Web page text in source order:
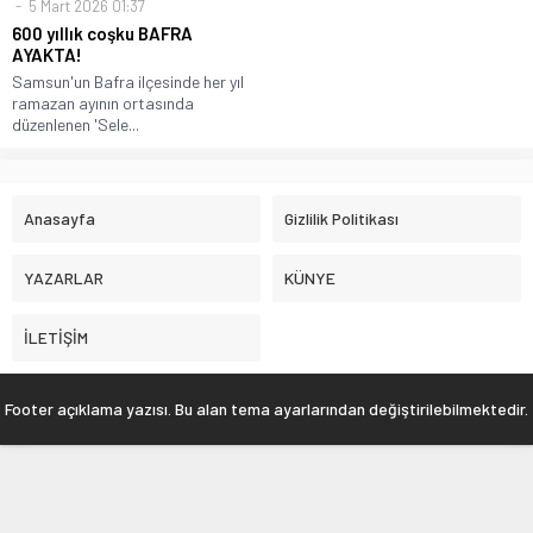
5 Mart 2026 01:37
600 yıllık coşku BAFRA
AYAKTA!
Samsun'un Bafra ilçesinde her yıl
ramazan ayının ortasında
düzenlenen 'Sele...
Anasayfa Gizlilik Politikası
YAZARLAR KÜNYE
İLETİŞİM
Footer açıklama yazısı. Bu alan tema ayarlarından değiştirilebilmektedir.